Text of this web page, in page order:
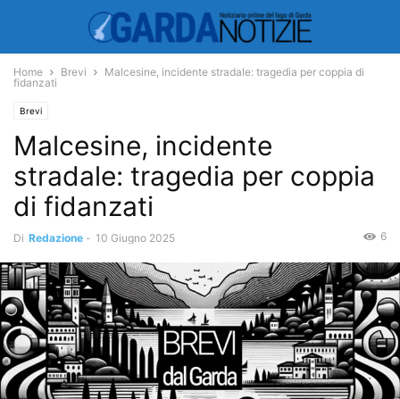
Home Brevi
Malcesine, incidente stradale: tragedia per coppia di
fidanzati
Brevi
Malcesine, incidente
stradale: tragedia per coppia
di fidanzati
Di Redazione - 10 Giugno 2025 6